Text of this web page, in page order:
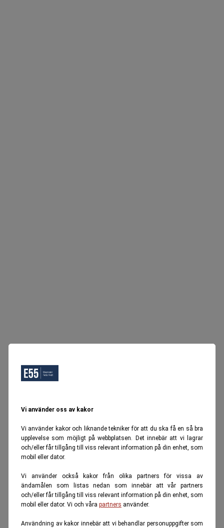
Vi använder oss av kakor
Vi använder kakor och liknande tekniker för att du ska få en så bra
upplevelse som möjligt på webbplatsen. Det innebär att vi lagrar
och/eller får tillgång till viss relevant information på din enhet, som
mobil eller dator.
Vi använder också kakor från olika partners för vissa av
ändamålen som listas nedan som innebär att vår partners
och/eller får tillgång till viss relevant information på din enhet, som
mobil eller dator. Vi och våra partners använder.
Användning av kakor innebär att vi behandlar personuppgifter som